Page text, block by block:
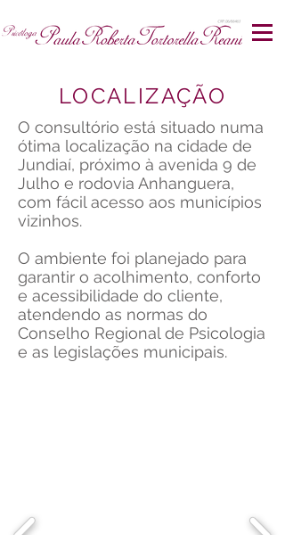
LOCALIZAÇÃO
O consultório está situado numa
ótima localização na cidade de
Jundiaí, próximo à avenida 9 de
Julho e rodovia Anhanguera,
com fácil acesso aos municípios
vizinhos.
O ambiente foi planejado para
garantir o acolhimento, conforto
e acessibilidade do cliente,
atendendo as normas do
Conselho Regional de Psicologia
e as legislações municipais.